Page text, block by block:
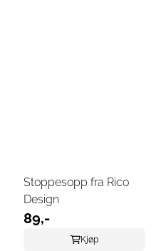
Stoppesopp fra Rico
Design
89,-
Kjøp